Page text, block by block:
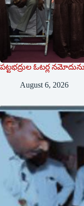
పట్టభద్రుల ఓటర్ల
August 6, 2026